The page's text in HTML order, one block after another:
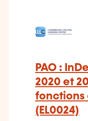
PAO :
2020 et
fonctions
(EL0024)